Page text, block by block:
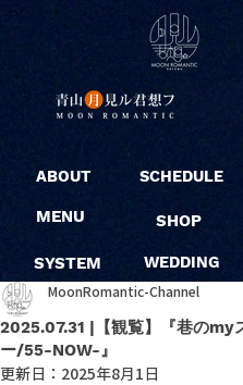
ABOUT
MENU
SYSTEM
SCHEDULE
SHOP
WEDDING
2025.07.31 |【観覧】『巷のmy
ー/55-NOW-』
MoonRomantic-Channel
更新日： 2025年8月1日